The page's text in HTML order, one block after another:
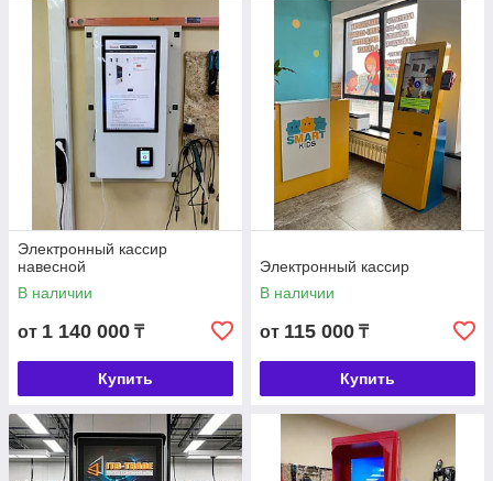
Электронный кассир
навесной
В наличии
от 1 140 000 ₸
Купить
Электронный кассир
В наличии
от 115 000 ₸
Купить